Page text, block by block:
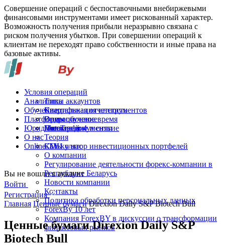
Совершение операций с беспоставочными внебиржевыми
финансовыми инструментами имеет рискованный характер.
Возможность получения прибыли неразрывно связана с
риском получения убытков. При совершении операций к
клиентам не переходят право собственности и иные права на
базовые активы.
Условия операций
Типы аккаунтов
Спецификация инструментов
Операционное время
Пополнение и снятие
Аналитика
Квартальная отчетность
Обучение
Видеообучение
Глоссарий
Теория
Калькулятор инвестиционных портфелей
Платформы
MetaTrader 4
Юридические документы
О нас
СМИ о нас
О компании
Регулирование деятельности форекс-компании в
Республике Беларусь
Новости компании
Контакты
Политика обработки персональных данных
ForexBy 10 лет
Компания ForexBY в дискуссии о трансформации
финансовых рынков
Online-TV
Вы не вошли в аккаунт
Войти
Регистрация
Главная Ценные бумаги Direxion Daily S&P Biotech Bull
Ценные бумаги Direxion Daily S&P
Biotech Bull